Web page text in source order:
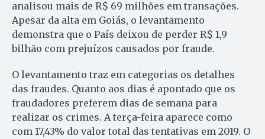
analisou mais de R$ 69 milhões em transações.
Apesar da alta em Goiás, o levantamento
demonstra que o País deixou de perder R$ 1,9
bilhão com prejuízos causados por fraude.
O levantamento traz em categorias os detalhes
das fraudes. Quanto aos dias é apontado que os
fraudadores preferem dias de semana para
realizar os crimes. A terça-feira aparece como
com 17,43% do valor total das tentativas em 2019. O